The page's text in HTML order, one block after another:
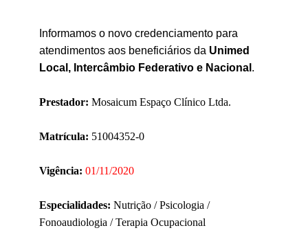
Informamos o novo credenciamento para
atendimentos aos beneficiários da Unimed
Local, Intercâmbio Federativo e Nacional .
Prestador: Mosaicum Espaço Clínico Ltda.
Matrícula: 51004352-0
Vigência: 01/11/2020
Especialidades: Nutrição / Psicologia /
Fonoaudiologia / Terapia Ocupacional